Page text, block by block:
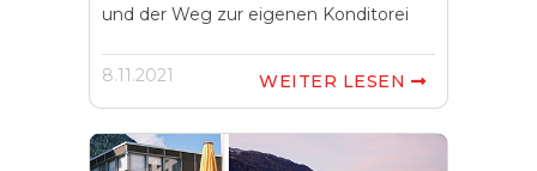
und der Weg zur eigenen Konditorei
8.11.2021 WEITER LESEN 